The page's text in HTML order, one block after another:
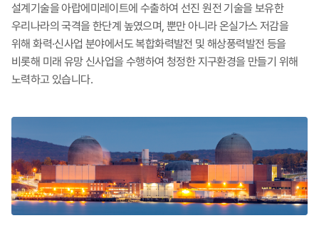
설계기술을 아랍에미레이트에 수출하여 선진 원전 기술을 보유한
우리나라의 국격을 한단계 높였으며, 뿐만 아니라 온실가스 저감을
위해 화력·신사업 분야에서도 복합화력발전 및 해상풍력발전 등을
비롯해 미래 유망 신사업을 수행하여 청정한 지구환경을 만들기 위해
노력하고 있습니다.